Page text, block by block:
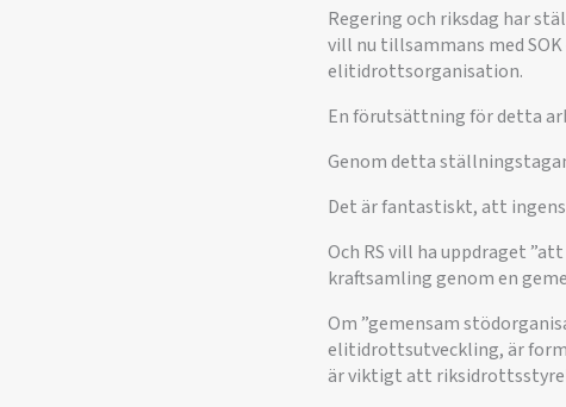
Regering och riksdag har
vill nu tillsammans med
elitidrottsorganisation.
En förutsättning för detta
Genom detta
Det är fantastiskt, att
Och RS vill ha uppdraget
kraftsamling genom en
Om ”gemensam
elitidrottsutveckling, är
är viktigt att